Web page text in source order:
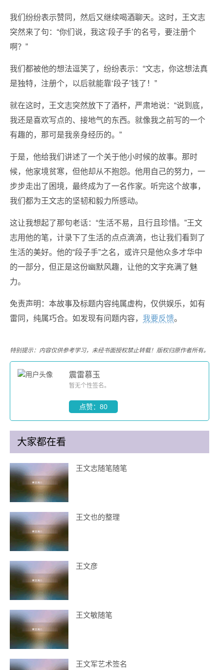
我们纷纷表示赞同，然后又继续喝酒聊天。这时，王文志
突然来了句：“你们说，我这‘段子手’的名号，要注册个
啊？”
我们都被他的想法逗笑了，纷纷表示：“文志，你这想法真
是独特，注册个，以后就能靠‘段子’钱了！”
就在这时，王文志突然放下了酒杯，严肃地说：“说到底，
我还是喜欢写点的、接地气的东西。就像我之前写的一个
有趣的，那可是我亲身经历的。”
于是，他给我们讲述了一个关于他小时候的故事。那时
候，他家境贫寒，但他却从不抱怨。他用自己的努力，一
步步走出了困境，最终成为了一名作家。听完这个故事，
我们都为王文志的坚韧和毅力所感动。
这让我想起了那句老话：“生活不易，且行且珍惜。”王文
志用他的笔，计录下了生活的点点滴滴，也让我们看到了
生活的美好。他的“段子手”之名，或许只是他众多才华中
的一部分，但正是这份幽默风趣，让他的文字充满了魅
力。
免责声明：本故事及标题内容纯属虚构，仅供娱乐，如有
雷同，纯属巧合。如发现有问题内容， 我要反馈。
特别提示：内容仅供参考学习，未经书面授权禁止转载！版权归原作者所有。
震雷慕玉
暂无个性签名。
点赞：80
大家都在看
王文志随笔随笔
王文也的整理
王文彦
王文敏随笔
王文军艺术签名